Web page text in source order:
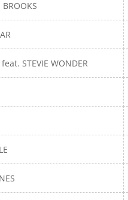
BROOKS
feat. STEVIE WONDER